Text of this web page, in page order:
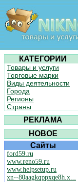
КАТЕГОРИИ
Товары и услуги
Торговые марки
Виды деятельности
Города
Регионы
Страны
РЕКЛАМА
НОВОЕ
Сайты
ford59.ru
www.reno59.ru
www.helpsetup.ru
xn--80aagkqppxqe8h.x...